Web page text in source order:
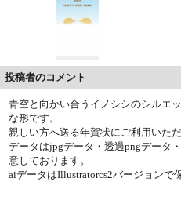
投稿者のコメント
青空と向かい合うイノシシのシルエ
な形です。
親しい方へ送る年賀状にご利用いただ
データはjpgデータ・透過pngデータ
意しております。
aiデータはIllustratorcs2バージョンで